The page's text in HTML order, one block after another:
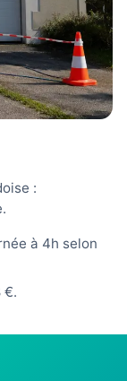
:
à 4h selon
€.